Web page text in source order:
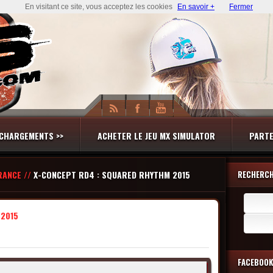
>> ACHETER LE JEU MX SIMULATOR
//X-CONCEPT RD4 : SQUARED RHYTHM 2015
FACEBOOK
En visitant ce site, vous acceptez les cookies En savoir + Fermer